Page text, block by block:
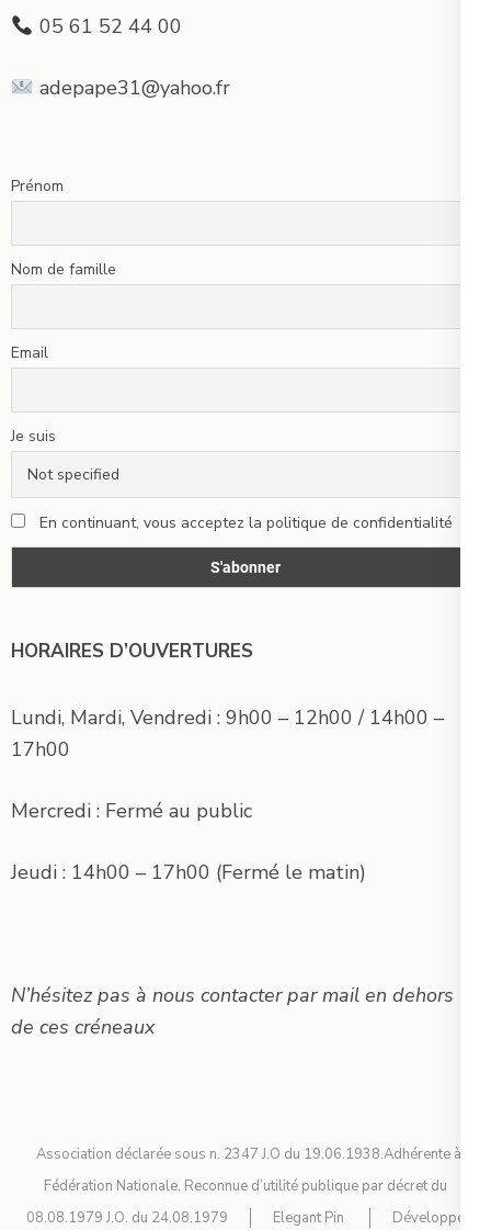
05 61 52 44 00
adepape31@yahoo.fr
Prénom
Nom de famille
Email
Je suis
En continuant, vous acceptez la politique de confidentialité
HORAIRES D’OUVERTURES
Lundi, Mardi, Vendredi : 9h00 – 12h00 / 14h00 –
17h00
Mercredi : Fermé au public
Jeudi : 14h00 – 17h00 (Fermé le matin)
N’hésitez pas à nous contacter par mail en dehors
de ces créneaux
Association déclarée sous n. 2347 J.O du 19.06.1938.Adhérente à la
Fédération Nationale. Reconnue d’utilité publique par décret du
08.08.1979 J.O. du 24.08.1979
Elegant Pin Développé